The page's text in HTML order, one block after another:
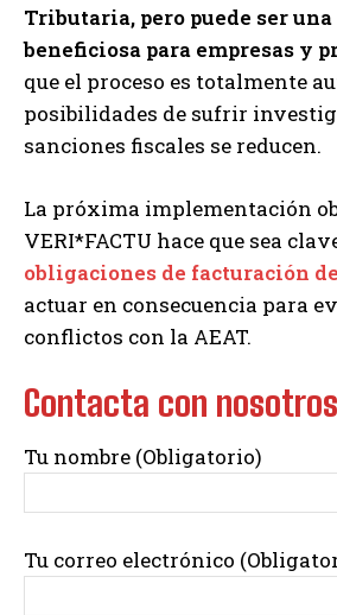
Tributaria, pero puede ser
beneficiosa para empresas y
que el proceso es totalmente
posibilidades de sufrir
sanciones fiscales se reducen.
La próxima implementación
VERI*FACTU hace que sea
obligaciones de facturación
actuar en consecuencia para
conflictos con la AEAT.
Contacta con nosotros
Tu nombre (Obligatorio)
Tu correo electrónico